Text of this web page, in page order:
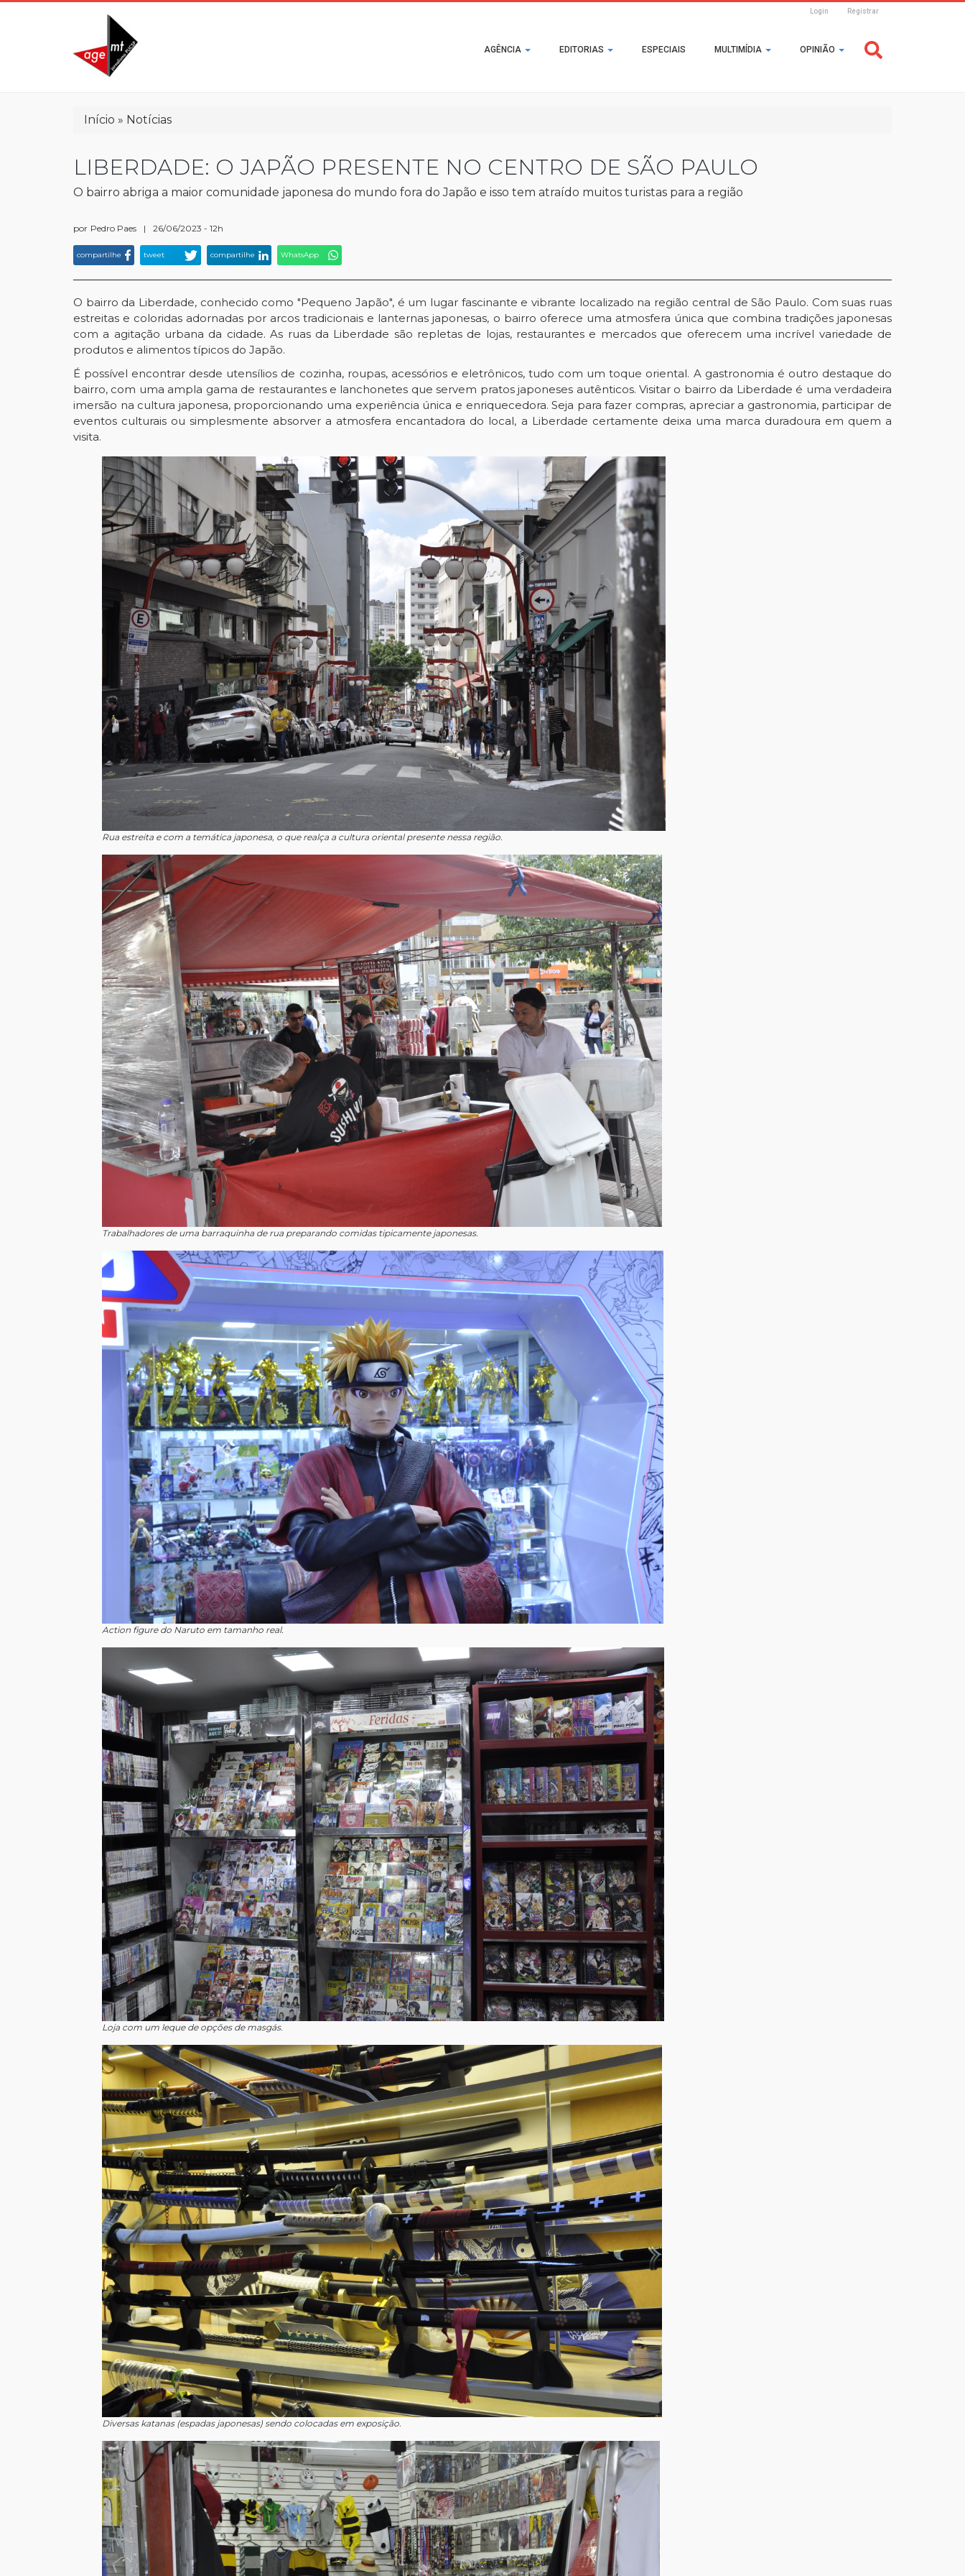
Login Registrar
Main
navigation
AGÊNCIA EDITORIAS ESPECIAIS MULTIMÍDIA OPINIÃO
Trilha
navegação
Início Notícias
LIBERDADE: O JAPÃO PRESENTE NO CENTRO DE SÃO PAULO
O bairro abriga a maior comunidade japonesa do mundo fora do Japão e isso tem atraído muitos turistas para a região
por Pedro Paes | 26/06/2023 - 12h
compartilhe tweet compartilhe WhatsApp
O bairro da Liberdade, conhecido como "Pequeno Japão", é um lugar fascinante e vibrante localizado na região central de São Paulo. Com suas ruas
estreitas e coloridas adornadas por arcos tradicionais e lanternas japonesas, o bairro oferece uma atmosfera única que combina tradições japonesas
com a agitação urbana da cidade. As ruas da Liberdade são repletas de lojas, restaurantes e mercados que oferecem uma incrível variedade de
produtos e alimentos típicos do Japão.
É possível encontrar desde utensílios de cozinha, roupas, acessórios e eletrônicos, tudo com um toque oriental. A gastronomia é outro destaque do
bairro, com uma ampla gama de restaurantes e lanchonetes que servem pratos japoneses autênticos. Visitar o bairro da Liberdade é uma verdadeira
imersão na cultura japonesa, proporcionando uma experiência única e enriquecedora. Seja para fazer compras, apreciar a gastronomia, participar de
eventos culturais ou simplesmente absorver a atmosfera encantadora do local, a Liberdade certamente deixa uma marca duradoura em quem a
visita.
Rua estreita e com a temática japonesa, o que realça a cultura oriental presente nessa região.
Trabalhadores de uma barraquinha de rua preparando comidas tipicamente japonesas.
Action figure do Naruto em tamanho real.
Loja com um leque de opções de masgás.
Diversas katanas (espadas japonesas) sendo colocadas em exposição.